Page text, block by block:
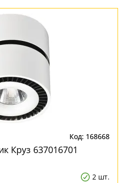
Код: 168668
Круз 637016701
2 шт.